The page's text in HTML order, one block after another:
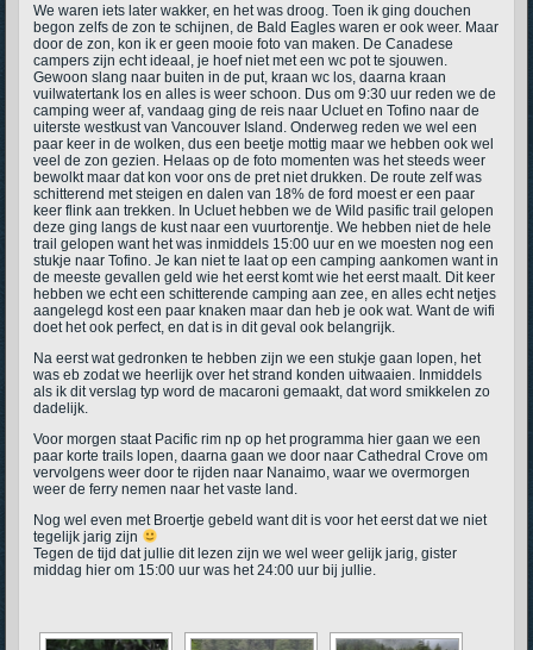
We waren iets later wakker, en het was droog. Toen ik ging douchen
begon zelfs de zon te schijnen, de Bald Eagles waren er ook weer. Maar
door de zon, kon ik er geen mooie foto van maken. De Canadese
campers zijn echt ideaal, je hoef niet met een wc pot te sjouwen.
Gewoon slang naar buiten in de put, kraan wc los, daarna kraan
vuilwatertank los en alles is weer schoon. Dus om 9:30 uur reden we de
camping weer af, vandaag ging de reis naar Ucluet en Tofino naar de
uiterste westkust van Vancouver Island. Onderweg reden we wel een
paar keer in de wolken, dus een beetje mottig maar we hebben ook wel
veel de zon gezien. Helaas op de foto momenten was het steeds weer
bewolkt maar dat kon voor ons de pret niet drukken. De route zelf was
schitterend met steigen en dalen van 18% de ford moest er een paar
keer flink aan trekken. In Ucluet hebben we de Wild pasific trail gelopen
deze ging langs de kust naar een vuurtorentje. We hebben niet de hele
trail gelopen want het was inmiddels 15:00 uur en we moesten nog een
stukje naar Tofino. Je kan niet te laat op een camping aankomen want in
de meeste gevallen geld wie het eerst komt wie het eerst maalt. Dit keer
hebben we echt een schitterende camping aan zee, en alles echt netjes
aangelegd kost een paar knaken maar dan heb je ook wat. Want de wifi
doet het ook perfect, en dat is in dit geval ook belangrijk.
Na eerst wat gedronken te hebben zijn we een stukje gaan lopen, het
was eb zodat we heerlijk over het strand konden uitwaaien. Inmiddels
als ik dit verslag typ word de macaroni gemaakt, dat word smikkelen zo
dadelijk.
Voor morgen staat Pacific rim np op het programma hier gaan we een
paar korte trails lopen, daarna gaan we door naar Cathedral Crove om
vervolgens weer door te rijden naar Nanaimo, waar we overmorgen
weer de ferry nemen naar het vaste land.
Nog wel even met Broertje gebeld want dit is voor het eerst dat we niet
tegelijk jarig zijn
Tegen de tijd dat jullie dit lezen zijn we wel weer gelijk jarig, gister
middag hier om 15:00 uur was het 24:00 uur bij jullie.